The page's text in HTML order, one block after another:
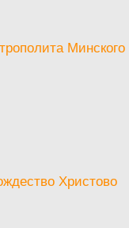
Минского
Христово